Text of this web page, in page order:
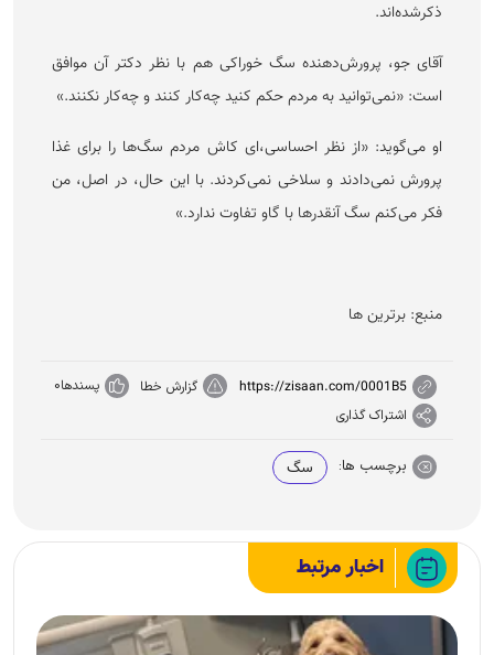
ذکرشده‌اند.
آقای جو، پرورش‌دهنده سگ خوراکی هم با نظر دکتر آن موافق
است: «نمی‌توانید به مردم حکم کنید چه‌کار کنند و چه‌کار نکنند.»
او می‌گوید: «از نظر احساسی،‌ای کاش مردم سگ‌ها را برای غذا
پرورش نمی‌دادند و سلاخی نمی‌کردند. با این حال، در اصل، من
فکر می‌کنم سگ آنقدر‌ها با گاو تفاوت ندارد.»
منبع: برترین ها
https://zisaan.com/0001B5 گزارش خطا پسندها0
اشتراک گذاری
برچسب ها: سگ
اخبار مرتبط